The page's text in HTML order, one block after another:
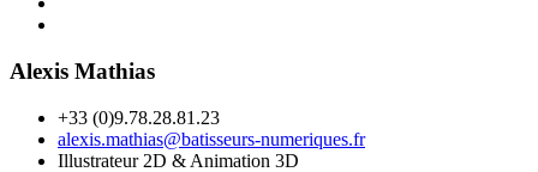
Alexis Mathias
+33 (0)9.78.28.81.23
alexis.mathias@batisseurs-numeriques.fr
Illustrateur 2D & Animation 3D